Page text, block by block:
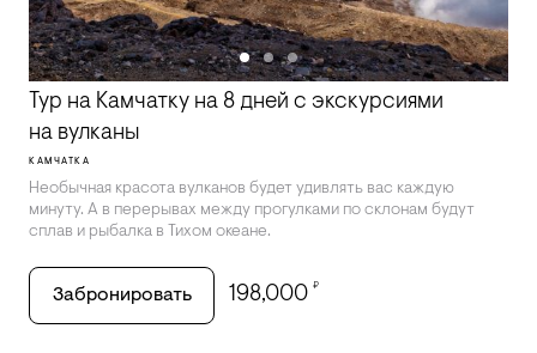
Тур на Камчатку на 8 дней с экскурсиями
на вулканы
КАМЧАТКА
Необычная красота вулканов будет удивлять вас каждую
минуту. А в перерывах между прогулками по склонам будут
сплав и рыбалка в Тихом океане.
Забронировать 198,000 ₽